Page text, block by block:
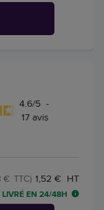
4.6/5 -
17avis
1,52 € HT
€ TTC)
LIVRÉ EN 24/48H